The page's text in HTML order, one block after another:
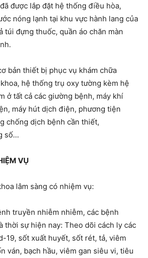
được lắp đặt hệ thống điều hòa,
nóng lạnh tại khu vực hành lang của
túi đựng thuốc, quần áo chăn màn
bản thiết bị phục vụ khám chữa
hệ thống trụ oxy tường kèm hệ
ở tất cả các giường bệnh, máy khí
máy hút dịch điện, phương tiện
chống dịch bệnh cần thiết,
số…
VỤ
lâm sàng có nhiệm vụ:
truyền nhiễm nhiễm, các bệnh
thời sự hiện nay: Theo dõi cách ly các
19, sốt xuất huyết, sốt rét, tả, viêm
ván, bạch hầu, viêm gan siêu vi, tiêu